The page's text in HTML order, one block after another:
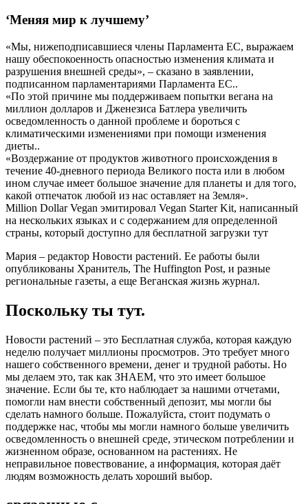
‘Меняя мир к лучшему’
«Мы, нижеподписавшиеся члены Парламента EC, выражаем
нашу обеспокоенность опасностью изменения климата и
разрушения внешней среды», – сказано в заявлении,
подписанном парламентариями Парламента ЕС..
«По этой причине мы поддерживаем попытки вегана на
миллион долларов и Дженезиса Батлера увеличить
осведомленность о данной проблеме и бороться с
климатическими изменениями при помощи изменения
диеты..
«Воздержание от продуктов животного происхождения в
течение 40-дневного периода Великого поста или в любом
ином случае имеет большое значение для планеты и для того,
какой отпечаток любой из нас оставляет на Земля».
Million Dollar Vegan эмитировал Vegan Starter Kit, написанный
на нескольких языках и с содержанием для определенной
страны, который доступно для бесплатной загрузки тут
Мария – редактор Новости растений. Ее работы были
опубликованы Хранитель, The Huffington Post, и разные
региональные газеты, а еще Веганская жизнь журнал.
Поскольку ты тут.
Новости растений – это Бесплатная служба, которая каждую
неделю получает миллионы просмотров. Это требует много
нашего собственного времени, денег и трудной работы. Но
мы делаем это, так как ЗНАЕМ, что это имеет большое
значение. Если бы те, кто наблюдает за нашими отчетами,
помогли нам внести собственный депозит, мы могли бы
сделать намного больше. Пожалуйста, стоит подумать о
поддержке нас, чтобы мы могли намного больше увеличить
осведомленность о внешней среде, этическом потреблении и
жизненном образе, основанном на растениях. Не
неправильное повествование, а информация, которая даёт
людям возможность делать хороший выбор.